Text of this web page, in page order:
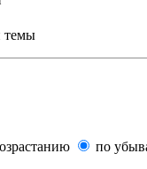
темы
по